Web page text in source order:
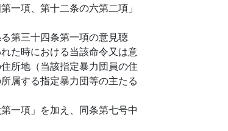
一項、第十二条の六第二項」
第三十四条第一項の意見聴
た時における当該命令又は意
所地（当該指定暴力団員の住
属する指定暴力団等の主たる
一項」を加え、同条第七号中